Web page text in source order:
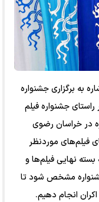
به برگزاری جشنواره
جشنواره فیلم
جشنواره در خراسان رضوی
فیلم‌های موردنظر
نهایی فیلم‌ها و
مشخص شود تا
انجام دهیم.